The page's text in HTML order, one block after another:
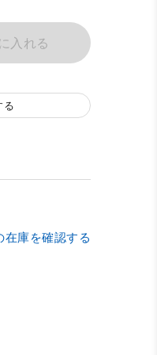
入れる
る
在庫を確認する